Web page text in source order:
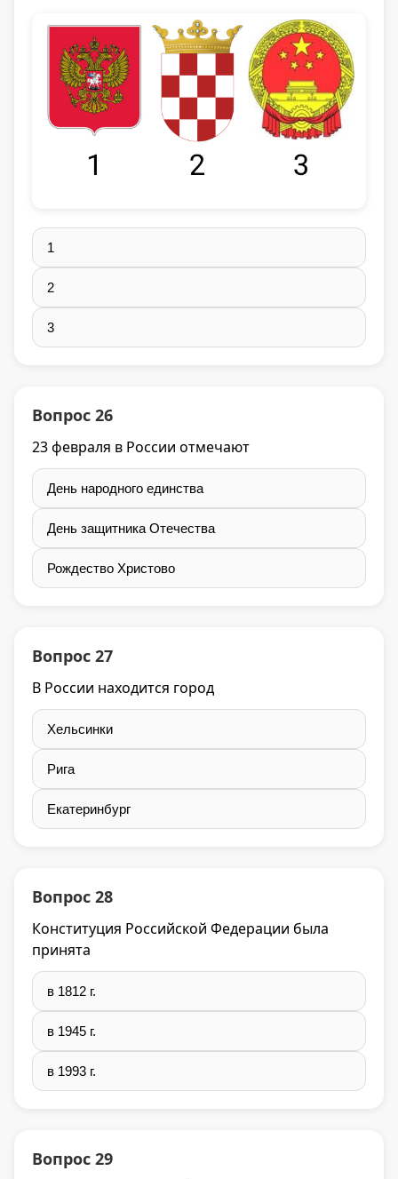
1
2
3
Вопрос 26
23 февраля в России отмечают
День народного единства
День защитника Отечества
Рождество Христово
Вопрос 27
В России находится город
Хельсинки
Рига
Екатеринбург
Вопрос 28
Конституция Российской Федерации была
принята
в 1812 г.
в 1945 г.
в 1993 г.
Вопрос 29